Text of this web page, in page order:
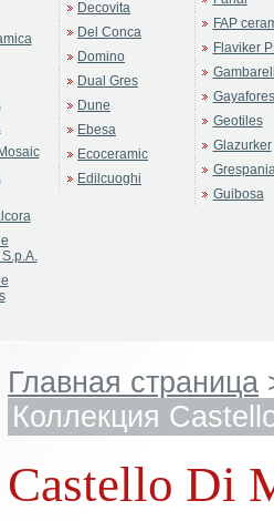
Decovita
Del Conca
Domino
Dual Gres
Dune
Ebesa
Ecoceramic
Edilcuoghi
FAP
Flaviker
Gayafores
Geotiles
Glazurker
Guibosa
Главная страница
Коллекция
Castello Di